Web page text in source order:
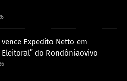
Expedito Netto em
Eleitoral” do Rondôniaovivo